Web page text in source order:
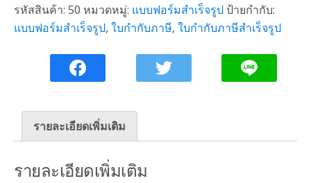
ภาษี
สำเร็จรูป
ชั้น
500ชุด
A)
รหัสสินค้า: 50 หมวดหมู่: แบบฟอร์มสำเร็จรูป ป้ายกำกับ:
แบบฟอร์มสำเร็จรูป, ใบกำกับภาษี, ใบกำกับภาษีสำเร็จรูป
รายละเอียดเพิ่มเติม
รายละเอียดเพิ่มเติม